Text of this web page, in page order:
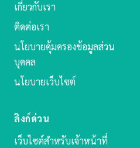
เกี่ยวกับเรา
ติดต่อเรา
นโยบายคุ้มครองข้อมูลส่วน
บุคคล
นโยบายเว็บไซต์
ลิงก์ด่วน
เว็บไซต์สำหรับเจ้าหน้าที่